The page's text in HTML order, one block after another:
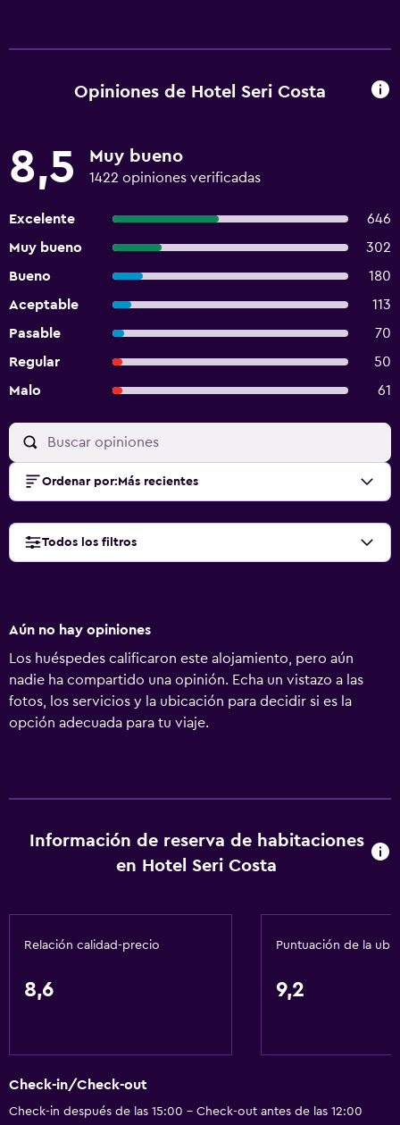
Opiniones de Hotel Seri Costa
8,5 Muy bueno
1422 opiniones verificadas
Excelente
646
Muy bueno
302
Bueno
180
Aceptable
113
Pasable
70
Regular
50
Malo
61
Ordenar por: Más recientes
Todos los filtros
Aún no hay opiniones
Los huéspedes calificaron este alojamiento, pero aún
nadie ha compartido una opinión. Echa un vistazo a las
fotos, los servicios y la ubicación para decidir si es la
opción adecuada para tu viaje.
Información de reserva de habitaciones
en Hotel Seri Costa
Relación calidad-precio
8,6
Puntuación de la
9,2
Check-in/Check-out
Check-in después de las 15:00 - Check-out antes de las 12:00